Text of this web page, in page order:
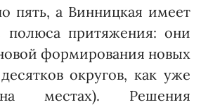
пять, а Винницкая имеет
полюса притяжения: они
формирования новых
округов, как уже
местах). Решения